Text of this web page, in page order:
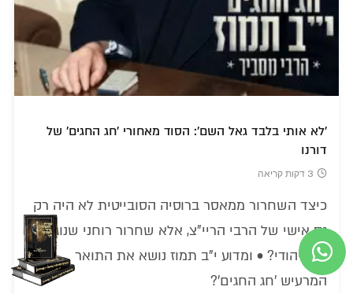
'לא אותי בלבד גאל השם': הסוד מאחורי 'חג החגים' של
דורנו
3 דקות קריאה
כיצד השחרור ממאסר ברוסיה הסובייטית לא היה רק
נס אישי של הרבי הריי"צ, אלא שחרור רוחני שנוגע
לכל יהודי? • ומדוע י"ב תמוז נושא את התואר
המרעיש 'חג החגים'?